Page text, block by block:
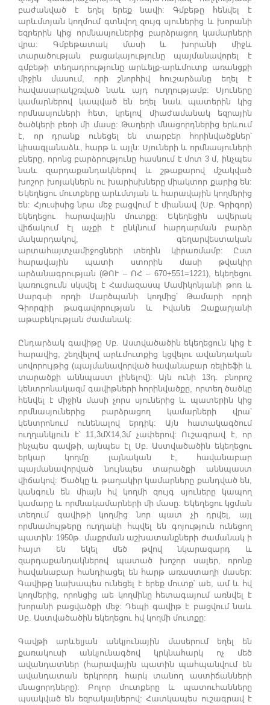
բաժանված է եղել երեք նավի: Գմբեթը հենվել է
արևմտյան կողմում գտնվող զույգ սյուներից և խորանի
եզրերին կից որմնասյուներից բարձրացող կամարների
վրա: Գմբեթատակ մասի և խորանի միջև
տարածության բացակայությունը պայմանավորել է
գմբեթի տեղադրությունը արևելք-արևմուտք առանցքի
միջին մասում, որի շնորհիվ հուշարձանը եղել է
հավասարակշռված նաև այդ ուղղությամբ: Սյուները
կամարներով կապված են եղել նաև պատերին կից
որմնասյուների հետ, կրելով միաժամանակ եզրային
ծածկերի բեռի մի մասը: Թաղերի մնացորդներից երևում
է, որ դրանք ունեցել են տարբեր հորինվածքներ՝
կիսագլանաձև, հարթ և այլն: Սյուների և որմնասյուների
բները, որոնց բարձրությունը հասնում է մոտ 3 մ, ինչպես
նաև զարդաքանդակներով և շթաքարով մշակված
խոշոր խոյակներն ու խարիսխները միակտոր քարից են:
Եկեղեցու մուտքերը արևմտյան և հարավային կողմերից
են: Հյուսիսից նրա մեջ բացվում է միանավ (Սբ. Գրիգոր)
եկեղեցու հարավային մուտքը: Եկեղեցին ավերակ
վիճակում էլ աչքի է ընկնում հարդարման բարձր
մակարդակով, գեղարվեստական
արտահայտչամիջոցների տեղին կիրառմամբ: Ըստ
հարավային պատի ստորին մասի թվակիր
արձանագրության (ԹՈՒ – ՈՀ – 670+551=1221), եկեղեցու
կառուցումն սկսվել է Համազասպ Մամիկոնյանի թոռ և
Սարգսի որդի Մարծպանի կողմից՝ Թամարի որդի
Գիորգիի թագավորության և Իվանե Զաքարյանի
աթաբեկության ժամանակ:
Ընդարձակ գավիթը Սբ. Աստվածածին եկեղեցուն կից է
հարավից, շեղվելով արևմուտքից կցվելու ավանդական
սովորույթից (պայմանավորված հավանաբար ռելիեֆի և
տարածքի աննպաստ լինելով): Այն ունի 13դ. բնորոշ
կենտրոնակազմ գավիթների հորինվածքը, որտեղ ծածկը
հենվել է միջին մասի չորս սյուներից և պատերին կից
որմնասյուներից բարձրացող կամարների վրա՝
կենտրոնում ունենալով երդիկ: Այն հատակագծում
ուղղանկյուն է՝ 11,3մX14,3մ չափերով: Ուշագրավ է, որ
ինչպես գավթի, այնպես էլ Սբ. Աստվածածին եկեղեցու
երկար կողմը լայնական է, հավանաբար
պայմանավորված նույնպես տարածքի աննպաստ
վիճակով: Ծածկը և թաղակիր կամարները քանդված են,
կանգուն են միայն հվ կողմի զույգ սյուները կապող
կամարը և որմնակամարների մի մասը: Եկեղեցու կցման
տեղում գավիթի կողմից նոր պատ չի դրվել, այլ
որմնամույթերը ուղղակի հպվել են գոյություն ունեցող
պատին: 1950թ. մաքրման աշխատանքների ժամանակ ի
հայտ են եկել մեծ թվով նկարազարդ և
զարդաքանդակներով պատած խոշոր սալեր, որոնք
հավանաբար հանդիացել են հարթ առաստաղի մասեր:
Գավիթը նախապես ունեցել է երեք մուտք՝ աե, ամ և հվ
կողմերից, որոնցից աե կողմինը հետագայում առնվել է
խորանի բացվածքի մեջ: Դեպի գավիթ է բացվում նաև
Սբ. Աստվածածին եկեղեցու հվ կողմի մուտքը:
Գավթի արևելյան անկյունային մասերում եղել են
քառակուսի անկյունագծով կրկնահարկ ոչ մեծ
ավանդատներ (հարավային պատին պահպանվում են
ավանդատան երկրորդ հարկ տանող աստիճանների
մնացորդները): Բոլոր մուտքերը և պատուհանները
պսակված են եզրակալներով: Հատկապես ուշագրավ է